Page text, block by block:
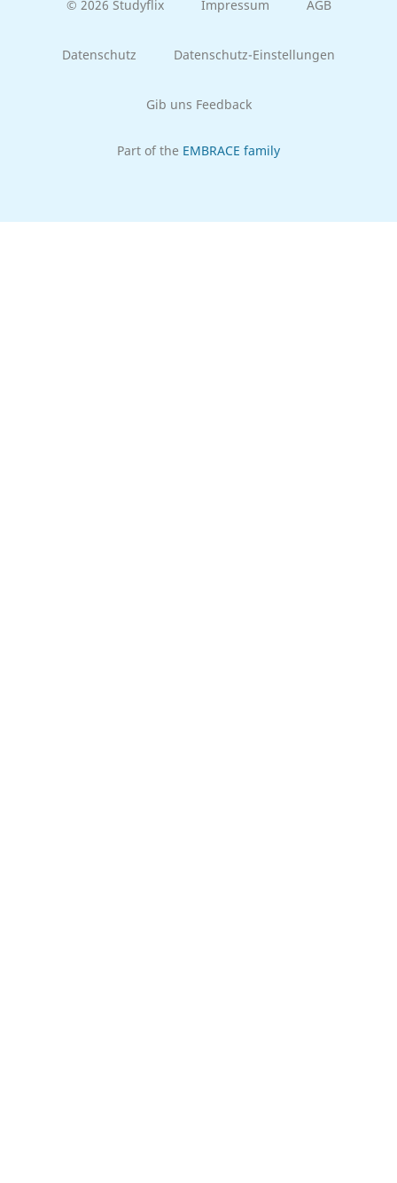
© 2026 Studyflix Impressum AGB
Datenschutz Datenschutz-Einstellungen
Gib uns Feedback
Part of the EMBRACE family